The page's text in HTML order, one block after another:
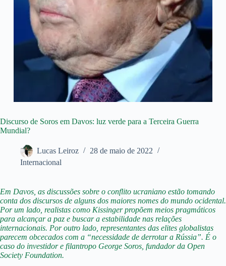
Discurso de Soros em Davos: luz verde para a Terceira Guerra
Mundial?
Lucas Leiroz
28 de maio de 2022
Internacional
Em Davos, as discussões sobre o conflito ucraniano estão tomando
conta dos discursos de alguns dos maiores nomes do mundo ocidental.
Por um lado, realistas como Kissinger propõem meios pragmáticos
para alcançar a paz e buscar a estabilidade nas relações
internacionais. Por outro lado, representantes das elites globalistas
parecem obcecados com a “necessidade de derrotar a Rússia”. É o
caso do investidor e filantropo George Soros, fundador da Open
Society Foundation.